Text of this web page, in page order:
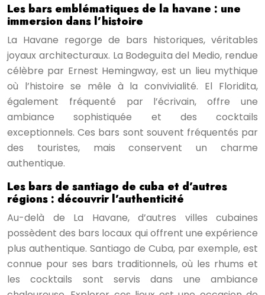
Les bars emblématiques de la havane : une
immersion dans l’histoire
La Havane regorge de bars historiques, véritables
joyaux architecturaux. La Bodeguita del Medio, rendue
célèbre par Ernest Hemingway, est un lieu mythique
où l’histoire se mêle à la convivialité. El Floridita,
également fréquenté par l’écrivain, offre une
ambiance sophistiquée et des cocktails
exceptionnels. Ces bars sont souvent fréquentés par
des touristes, mais conservent un charme
authentique.
Les bars de santiago de cuba et d’autres
régions : découvrir l’authenticité
Au-delà de La Havane, d’autres villes cubaines
possèdent des bars locaux qui offrent une expérience
plus authentique. Santiago de Cuba, par exemple, est
connue pour ses bars traditionnels, où les rhums et
les cocktails sont servis dans une ambiance